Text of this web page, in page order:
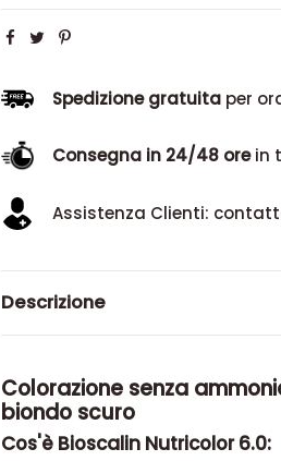
Spedizione gratuitaper
Consegna in 24/48 orein
Assistenza Clienti:
Descrizione
Colorazione senza
biondo scuro
Cos'è Bioscalin Nutricolor 6.0: